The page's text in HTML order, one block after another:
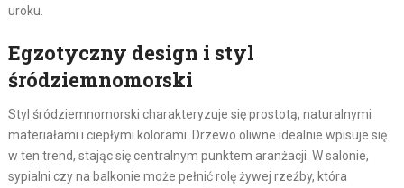
uroku.
Egzotyczny design i styl
śródziemnomorski
Styl śródziemnomorski charakteryzuje się prostotą, naturalnymi
materiałami i ciepłymi kolorami. Drzewo oliwne idealnie wpisuje się
w ten trend, stając się centralnym punktem aranżacji. W salonie,
sypialni czy na balkonie może pełnić rolę żywej rzeźby, która